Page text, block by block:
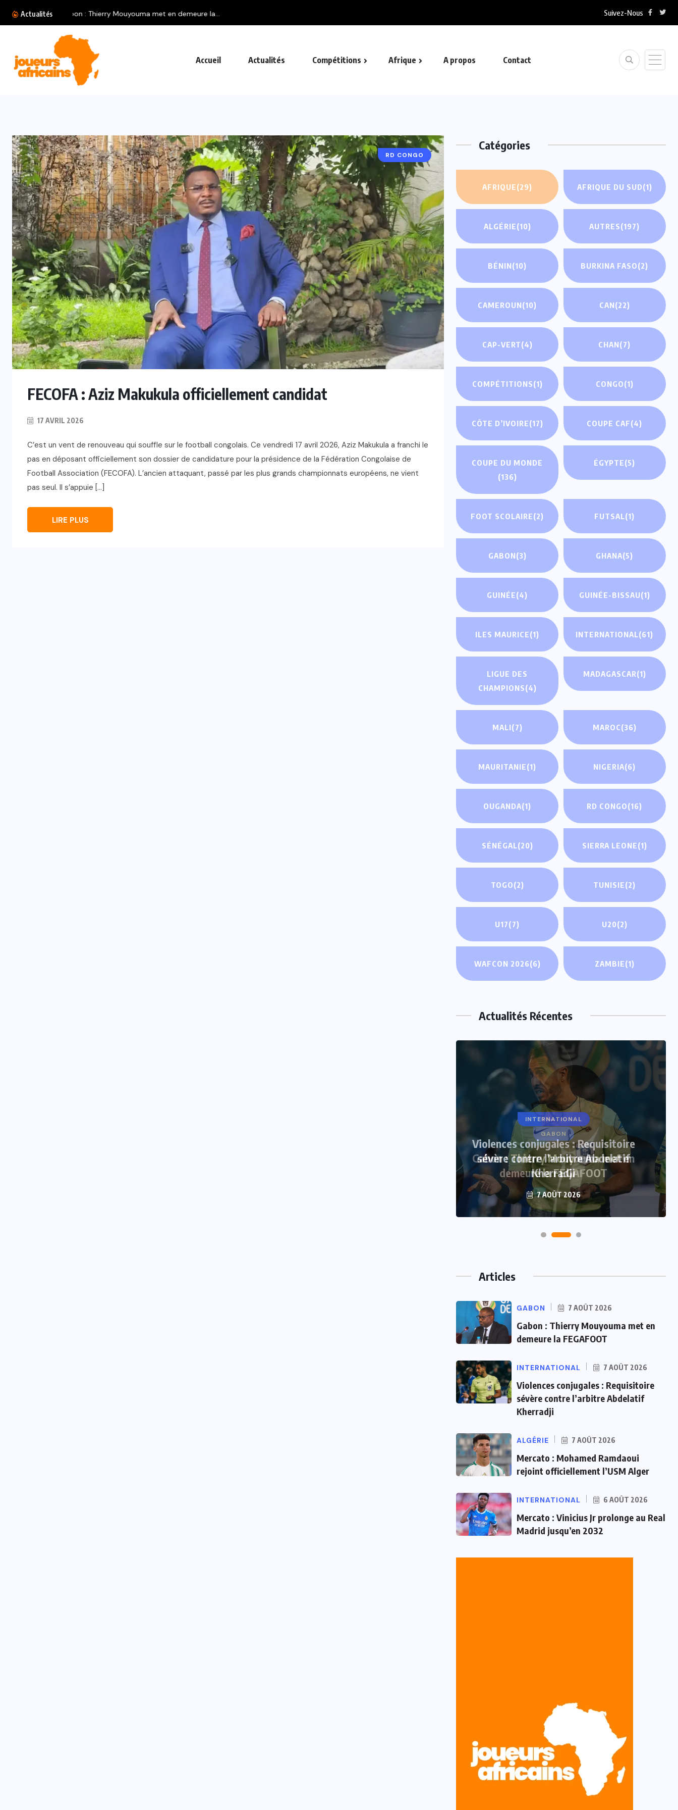
Actualités Violences conjugales : Requisitoire sévère contre l’arbitre Abdelatif... Suivez-Nous
Accueil Actualités Compétitions Afrique A propos Contact
RD CONGO
FECOFA : Aziz Makukula officiellement candidat
17 AVRIL 2026
C’est un vent de renouveau qui souffle sur le football congolais. Ce vendredi 17 avril 2026, Aziz Makukula a franchi le
pas en déposant officiellement son dossier de candidature pour la présidence de la Fédération Congolaise de
Football Association (FECOFA). L’ancien attaquant, passé par les plus grands championnats européens, ne vient
pas seul. Il s’appuie […]
LIRE PLUS
Catégories
AFRIQUE(29) AFRIQUE DU SUD(1)
ALGÉRIE(10) AUTRES(197)
BÉNIN(10) BURKINA FASO(2)
CAMEROUN(10) CAN(22)
CAP-VERT(4) CHAN(7)
COMPÉTITIONS(1) CONGO(1)
CÔTE D’IVOIRE(17) COUPE CAF(4)
COUPE DU MONDE
(136)
ÉGYPTE(5)
FOOT SCOLAIRE(2) FUTSAL(1)
GABON(3) GHANA(5)
GUINÉE(4) GUINÉE-BISSAU(1)
ILES MAURICE(1) INTERNATIONAL(61)
LIGUE DES
CHAMPIONS(4)
MADAGASCAR(1)
MALI(7) MAROC(36)
MAURITANIE(1) NIGERIA(6)
OUGANDA(1) RD CONGO(16)
SÉNÉGAL(20) SIERRA LEONE(1)
TOGO(2) TUNISIE(2)
U17(7) U20(2)
WAFCON 2026(6) ZAMBIE(1)
Actualités Récentes
INTERNATIONAL
Violences conjugales : Requisitoire
sévère contre l’arbitre Abdelatif
Kherradji
7 AOÛT 2026
Articles
GABON 7 AOÛT 2026
Gabon : Thierry Mouyouma met en
demeure la FEGAFOOT
INTERNATIONAL 7 AOÛT 2026
Violences conjugales : Requisitoire
sévère contre l’arbitre Abdelatif
Kherradji
ALGÉRIE 7 AOÛT 2026
Mercato : Mohamed Ramdaoui
rejoint officiellement l’USM Alger
INTERNATIONAL 6 AOÛT 2026
Mercato : Vinicius Jr prolonge au Real
Madrid jusqu’en 2032